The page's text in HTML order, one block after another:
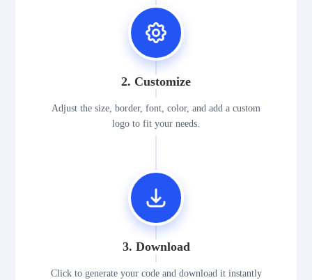
2. Customize
Adjust the size, border, font, color, and add a custom
logo to fit your needs.
3. Download
Click to generate your code and download it instantly